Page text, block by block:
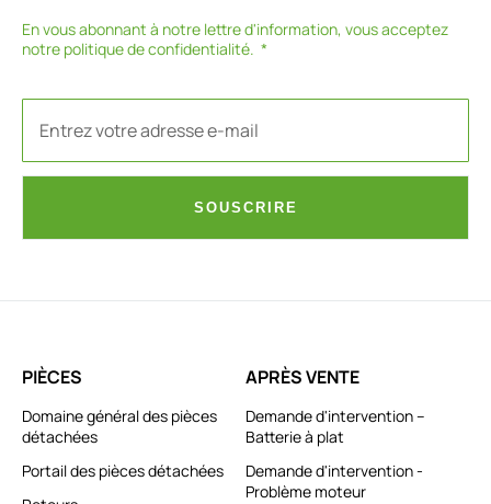
En vous abonnant à notre lettre d'information, vous acceptez
notre politique de confidentialité.
SOUSCRIRE
PIÈCES
Domaine général des pièces
détachées
Portail des pièces détachées
APRÈS VENTE
Demande d'intervention –
Batterie à plat
Demande d'intervention -
Problème moteur